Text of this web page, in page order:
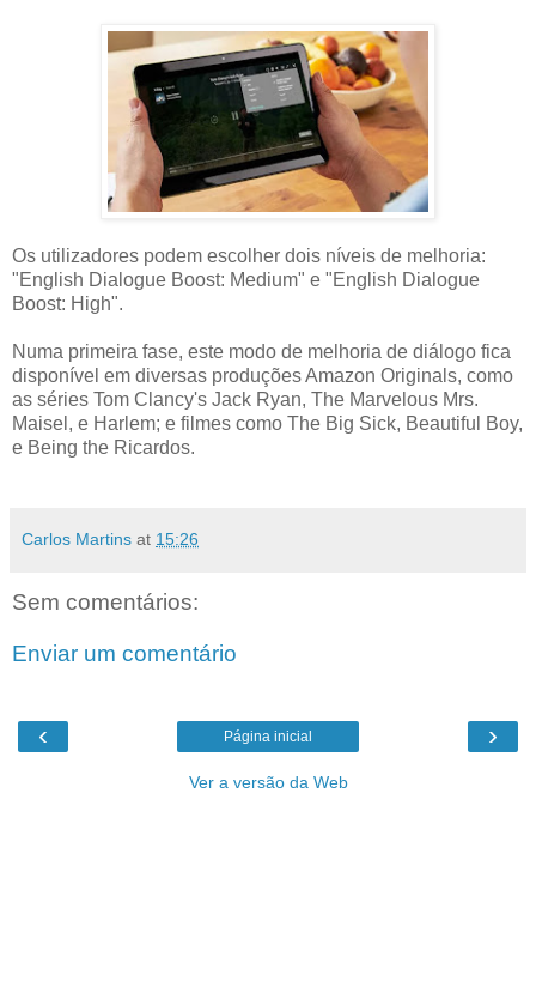
Os utilizadores podem escolher dois níveis de melhoria:
"English Dialogue Boost: Medium" e "English Dialogue
Boost: High".
Numa primeira fase, este modo de melhoria de diálogo fica
disponível em diversas produções Amazon Originals, como
as séries Tom Clancy's Jack Ryan, The Marvelous Mrs.
Maisel, e Harlem; e filmes como The Big Sick, Beautiful Boy,
e Being the Ricardos.
Carlos Martins at 15:26
Sem comentários:
Enviar um comentário
‹ ›
Página inicial
Ver a versão da Web